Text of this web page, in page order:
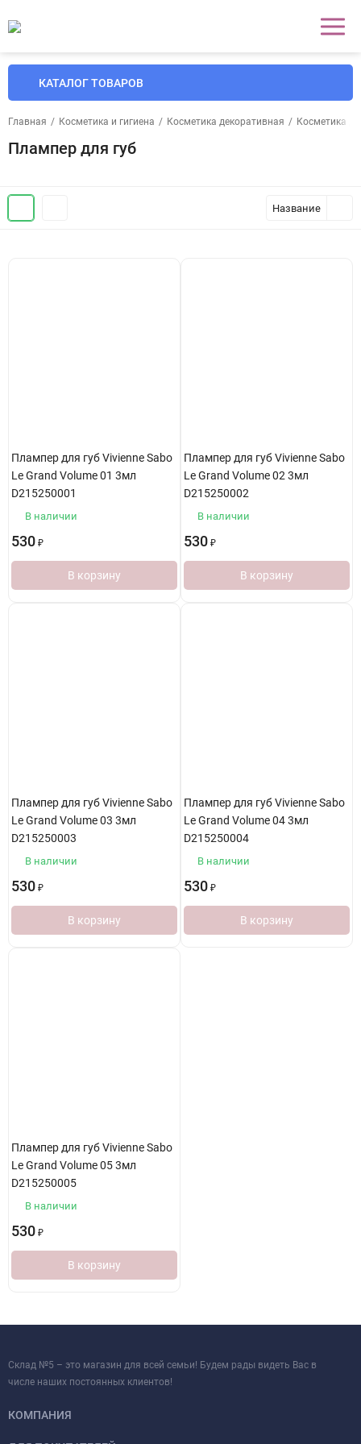
КАТАЛОГ ТОВАРОВ
Главная / Косметика и гигиена / Косметика декоративная / Косметика
Плампер для губ
Название
Плампер для губ Vivienne Sabo
Le Grand Volume 01 3мл
D215250001
В наличии
530 ₽
В корзину
Плампер для губ Vivienne Sabo
Le Grand Volume 02 3мл
D215250002
В наличии
530 ₽
В корзину
Плампер для губ Vivienne Sabo
Le Grand Volume 03 3мл
D215250003
В наличии
530 ₽
В корзину
Плампер для губ Vivienne Sabo
Le Grand Volume 04 3мл
D215250004
В наличии
530 ₽
В корзину
Плампер для губ Vivienne Sabo
Le Grand Volume 05 3мл
D215250005
В наличии
530 ₽
В корзину
Склад №5 – это магазин для всей семьи! Будем рады видеть Вас в
числе наших постоянных клиентов!
КОМПАНИЯ